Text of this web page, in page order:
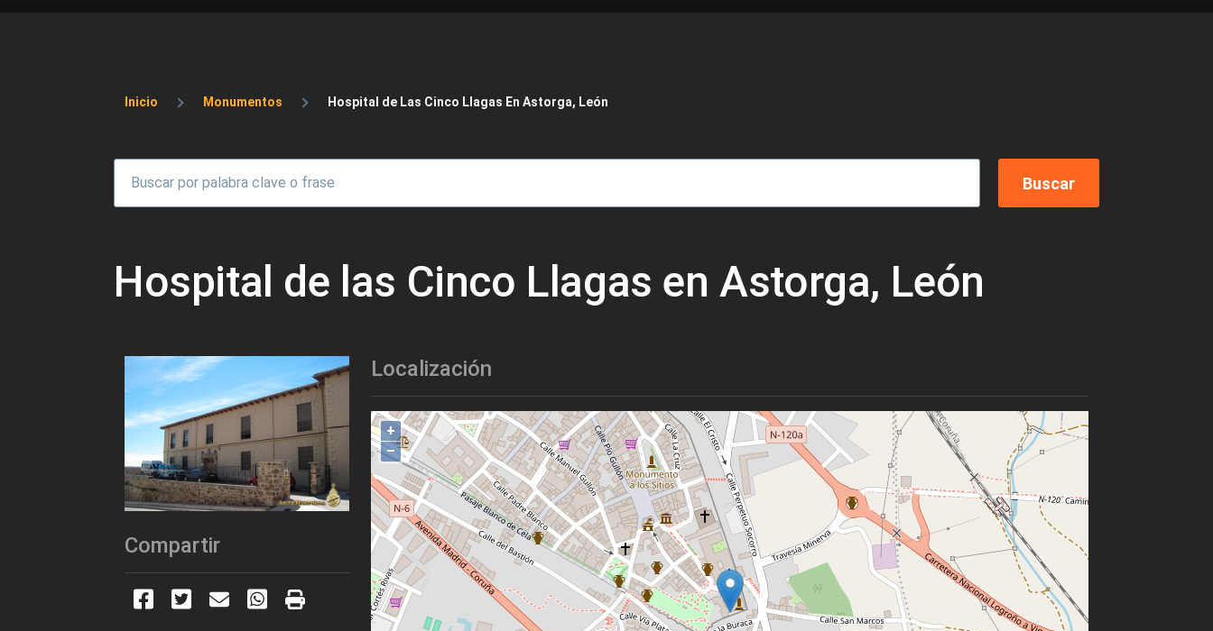
Sobrescribir enlaces de ayuda a la navegación
Inicio Monumentos Hospital de Las Cinco Llagas En Astorga, León
Hospital de las Cinco Llagas en Astorga, León
Compartir
Localización
+
–